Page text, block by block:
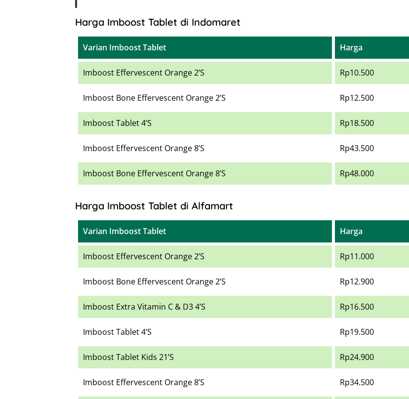
Harga Imboost Tablet di Indomaret
Varian Imboost Tablet Harga
Imboost Effervescent Orange 2’S Rp10.500
Imboost Bone Effervescent Orange 2’S Rp12.500
Imboost Tablet 4’S Rp18.500
Imboost Effervescent Orange 8’S Rp43.500
Imboost Bone Effervescent Orange 8’S Rp48.000
Harga Imboost Tablet di Alfamart
Varian Imboost Tablet Harga
Imboost Effervescent Orange 2’S Rp11.000
Imboost Bone Effervescent Orange 2’S Rp12.900
Imboost Extra Vitamin C & D3 4’S Rp16.500
Imboost Tablet 4’S Rp19.500
Imboost Tablet Kids 21’S Rp24.900
Imboost Effervescent Orange 8’S Rp34.500